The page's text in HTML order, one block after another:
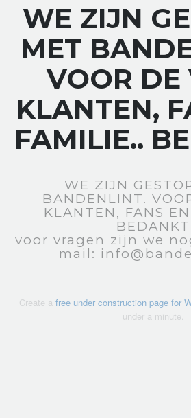
WE ZIJN
MET
VOOR DE
KLANTEN,
FAMILIE..
WE ZIJN
BANDENLINT.
KLANTEN, FANS
BEDANKT
voor vragen zijn we
mail:
Create a free under construction page for
under a minute.